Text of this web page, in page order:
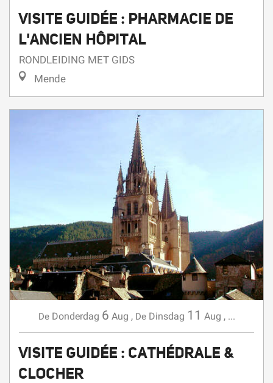
VISITE GUIDÉE : PHARMACIE DE
L'ANCIEN HÔPITAL
RONDLEIDING MET GIDS
Mende
De Donderdag 6 Aug , De Dinsdag 11 Aug , ...
VISITE GUIDÉE : CATHÉDRALE &
CLOCHER